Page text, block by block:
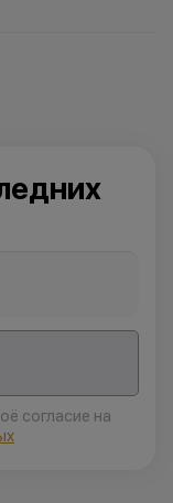
согласие на